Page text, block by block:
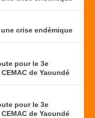
crise endémique
pour le 3e
de Yaoundé
pour le 3e
de Yaoundé